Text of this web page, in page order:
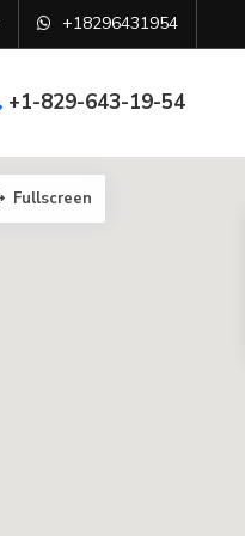
+18296431954
+1-829-643-19-54
Fullscreen